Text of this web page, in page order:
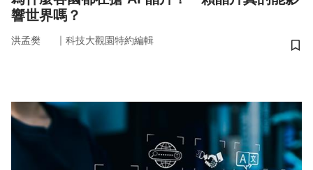
響世界嗎？
洪孟樊 ｜ 科技大觀園特約編輯
儲